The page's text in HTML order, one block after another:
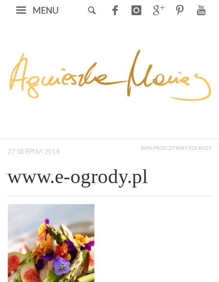
MENU
27 SIERPNIA 2014 WPIS PRZECZYTANY 525 RAZY
www.e-ogrody.pl